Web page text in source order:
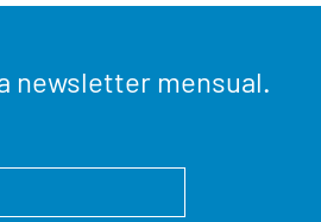
newsletter mensual.